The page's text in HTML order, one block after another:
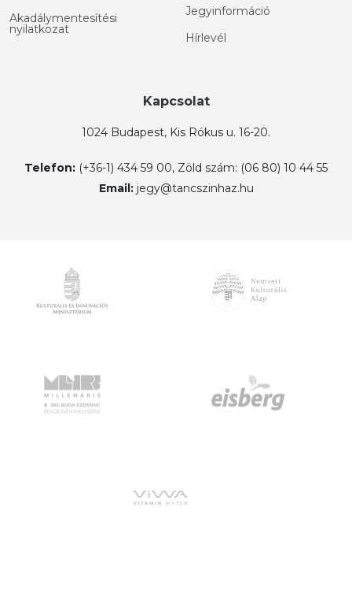
Akadálymentesítési
nyilatkozat
Jegyinformáció
Hírlevél
Kapcsolat
1024 Budapest, Kis Rókus u. 16-20.
Telefon: (+36-1) 434 59 00, Zöld szám: (06 80) 10 44 55
Email: jegy@tancszinhaz.hu